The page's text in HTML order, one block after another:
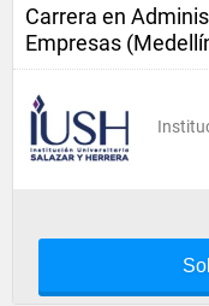
Carrera en
Empresas